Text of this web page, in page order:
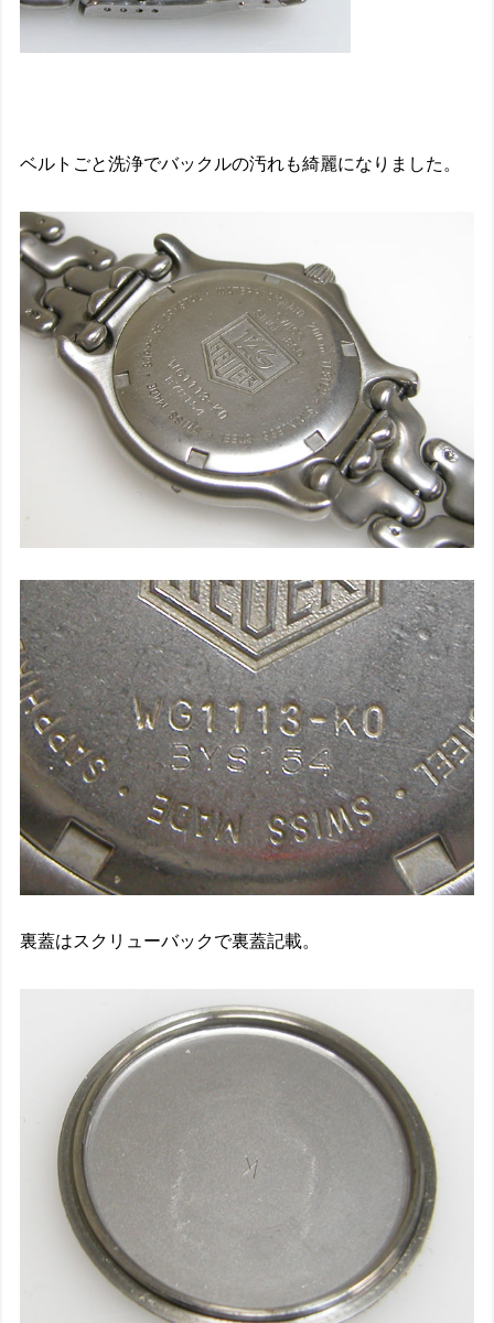
ベルトごと洗浄でバックルの汚れも綺麗になりました。
裏蓋はスクリューバックで裏蓋記載。